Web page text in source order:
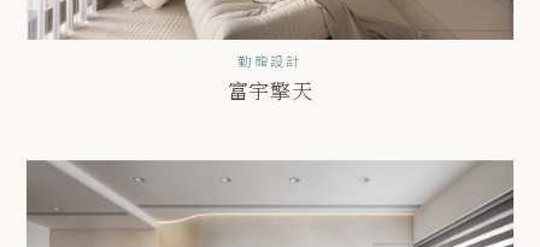
勤龍設計
富宇擎天